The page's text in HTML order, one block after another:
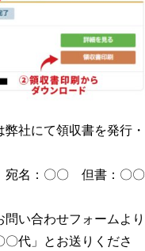
社にて領収書を発行・
宛名：〇〇 但書：〇〇
い合わせフォームより
代」とお送りくださ